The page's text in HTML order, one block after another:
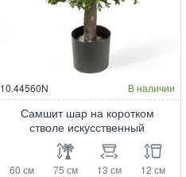
10.44560N В наличии
Самшит шар на коротком
стволе искусственный
60 см 75 см 13 см 12 см